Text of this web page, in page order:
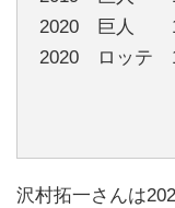
2020 巨人 1
2020 ロッテ 1
沢村拓一さんは